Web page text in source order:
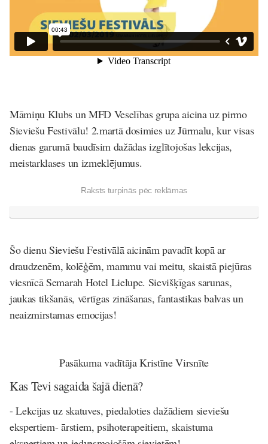
Māmiņu Klubs un MFD Veselības grupa aicina uz pirmo
Sieviešu Festivālu! 2.martā dosimies uz Jūrmalu, kur visas
dienas garumā baudīsim dažādas izglītojošas lekcijas,
meistarklases un izmeklējumus.
Raksts turpinās pēc reklāmas
Šo dienu Sieviešu Festivālā aicinām pavadīt kopā ar
draudzenēm, kolēģēm, mammu vai meitu, skaistā piejūras
viesnīcā Semarah Hotel Lielupe. Sievišķīgas sarunas,
jaukas tikšanās, vērtīgas zināšanas, fantastikas balvas un
neaizmirstamas emocijas!
Pasākuma vadītāja Kristīne Virsnīte
Kas Tevi sagaida šajā dienā?
- Lekcijas uz skatuves, piedaloties dažādiem sieviešu
ekspertiem- ārstiem, psihoterapeitiem, skaistuma